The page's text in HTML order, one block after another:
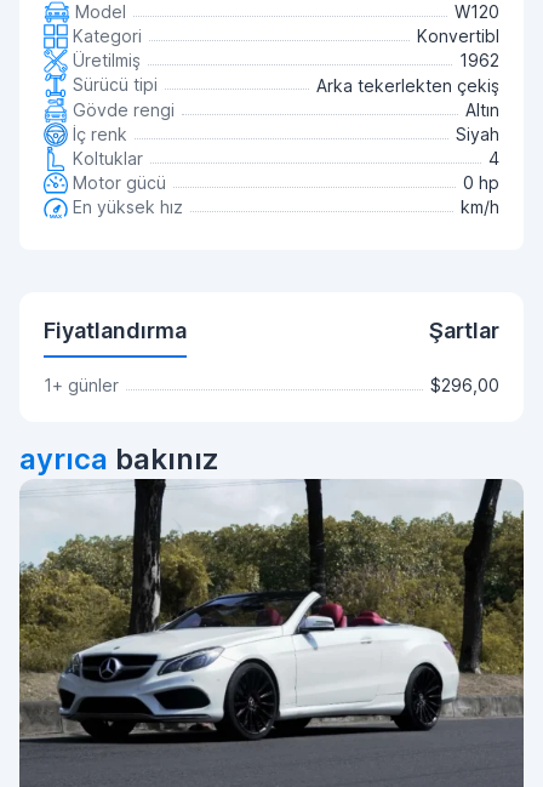
Model
W120
Kategori
Konvertibl
Üretilmiş
1962
Sürücü tipi
Arka tekerlekten çekiş
Gövde rengi
Altın
İç renk
Siyah
Koltuklar
4
Motor gücü
0 hp
En yüksek hız
km/h
Fiyatlandırma Şartlar
1+ günler $296,00
ayrıca bakınız